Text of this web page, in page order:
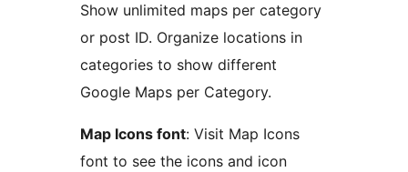
Show unlimited maps per category
or post ID. Organize locations in
categories to show different
Google Maps per Category.
Map Icons font: Visit Map Icons
font to see the icons and icon